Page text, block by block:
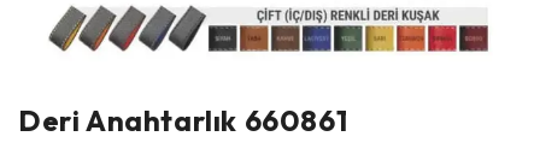
Deri Anahtarlık 660861